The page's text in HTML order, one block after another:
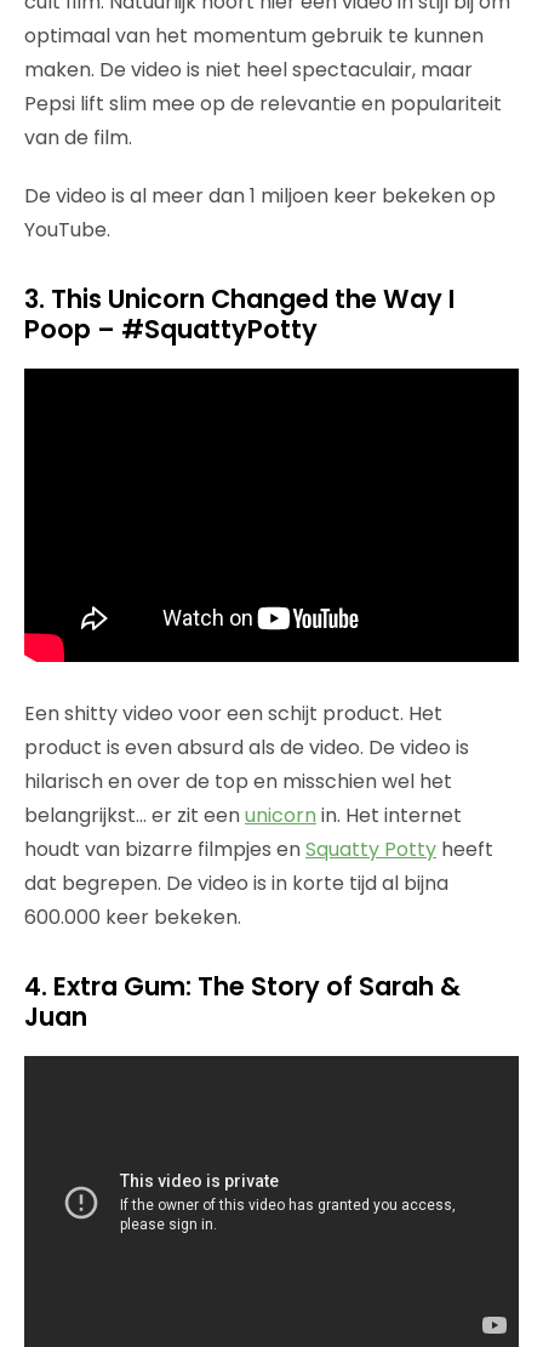
optimaal van het momentum gebruik te kunnen
maken. De video is niet heel spectaculair, maar
Pepsi lift slim mee op de relevantie en populariteit
van de film.
De video is al meer dan 1 miljoen keer bekeken op
YouTube.
3. This Unicorn Changed the Way I
Poop – #SquattyPotty
Een shitty video voor een schijt product. Het
product is even absurd als de video. De video is
hilarisch en over de top en misschien wel het
belangrijkst… er zit eenunicorn in. Het internet
houdt van bizarre filmpjes enSquatty Potty heeft
dat begrepen. De video is in korte tijd al bijna
600.000 keer bekeken.
4. Extra Gum: The Story of Sarah &
Juan